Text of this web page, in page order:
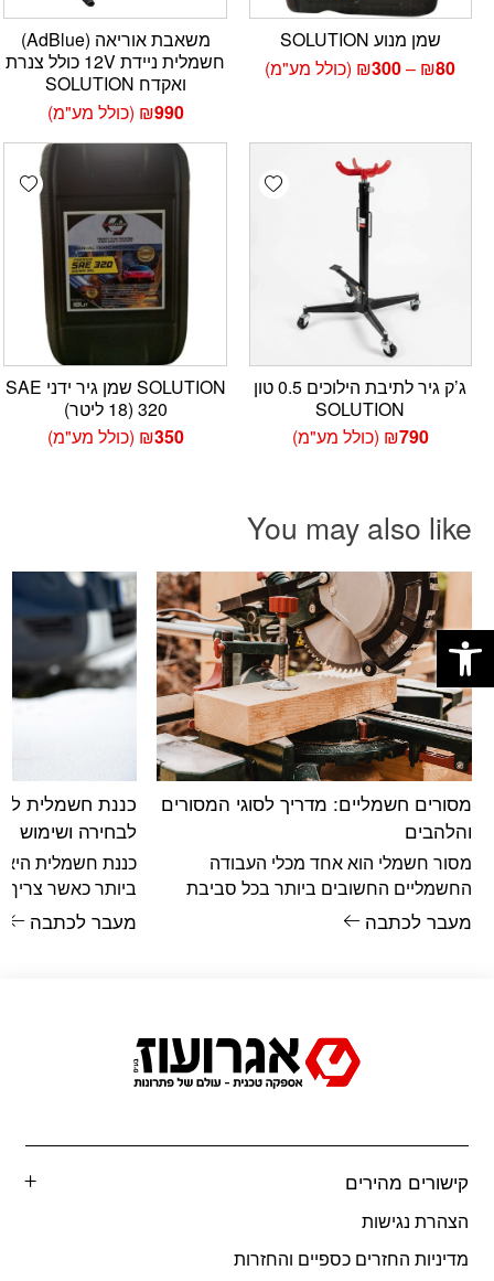
שמן מנוע SOLUTION
₪80
–
₪300 טווח
⁦₪300⁩
(כולל מע"מ)
משאבת אוריאה (AdBlue)
חשמלית ניידת 12V כולל צנרת
ואקדח SOLUTION
₪990 (כולל מע"מ)
Add wishlist
ג’ק גיר לתיבת הילוכים 0.5 טון
SOLUTION
₪790 (כולל מע"מ)
SOLUTION שמן גיר ידני SAE
320 (18 ליטר)
₪350 (כולל מע"מ)
You may also like
מסורים חשמליים: מדריך לסוגי המסורים
והלהבים
מסור חשמלי הוא אחד מכלי העבודה
החשמליים החשובים ביותר בכל סביבת
עבודה שבה חותכים, מתאימים, מפרקים או
מעבר לכתבה
כננת חשמלית
לבחירה ושימוש
כננת חשמלית
ביותר כאשר צריך
להזיז מטען כבד
מעבר לכתבה
קישורים מהירים
הצהרת נגישות
מדיניות החזרים כספיים והחזרות
פתח סרגל נגישות